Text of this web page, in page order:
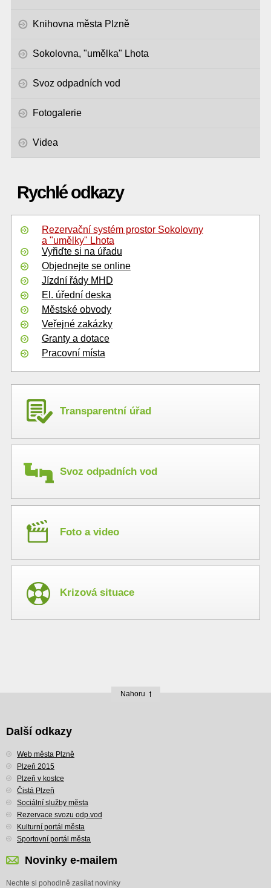
Knihovna města Plzně
Sokolovna, "umělka" Lhota
Svoz odpadních vod
Fotogalerie
Videa
Rychlé odkazy
Rezervační systém prostor Sokolovny
a "umělky" Lhota
Vyřiďte si na úřadu
Objednejte se online
Jízdní řády MHD
El. úřední deska
Městské obvody
Veřejné zakázky
Granty a dotace
Pracovní místa
Transparentní úřad
Svoz odpadních vod
Foto a video
Krizová situace
Nahoru
Další odkazy
Web města Plzně
Plzeň 2015
Plzeň v kostce
Čistá Plzeň
Sociální služby města
Rezervace svozu odp.vod
Kulturní portál města
Sportovní portál města
Novinky e-mailem
Nechte si pohodlně zasílat novinky